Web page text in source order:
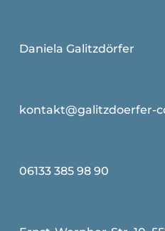
Daniela Galitzdörfer
kontakt@galitzdoerfer-
06133 385 98 90